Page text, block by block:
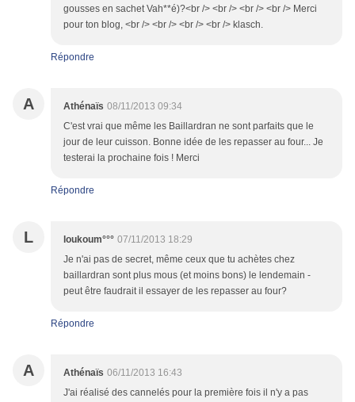
gousses en sachet Vah**é)?<br /> <br /> <br /> <br /> Merci
pour ton blog, <br /> <br /> <br /> <br /> klasch.
Répondre
A Athénaïs 08/11/2013 09:34
C'est vrai que même les Baillardran ne sont parfaits que le
jour de leur cuisson. Bonne idée de les repasser au four... Je
testerai la prochaine fois ! Merci
Répondre
L loukoum°°° 07/11/2013 18:29
Je n'ai pas de secret, même ceux que tu achètes chez
baillardran sont plus mous (et moins bons) le lendemain -
peut être faudrait il essayer de les repasser au four?
Répondre
A Athénaïs 06/11/2013 16:43
J'ai réalisé des cannelés pour la première fois il n'y a pas